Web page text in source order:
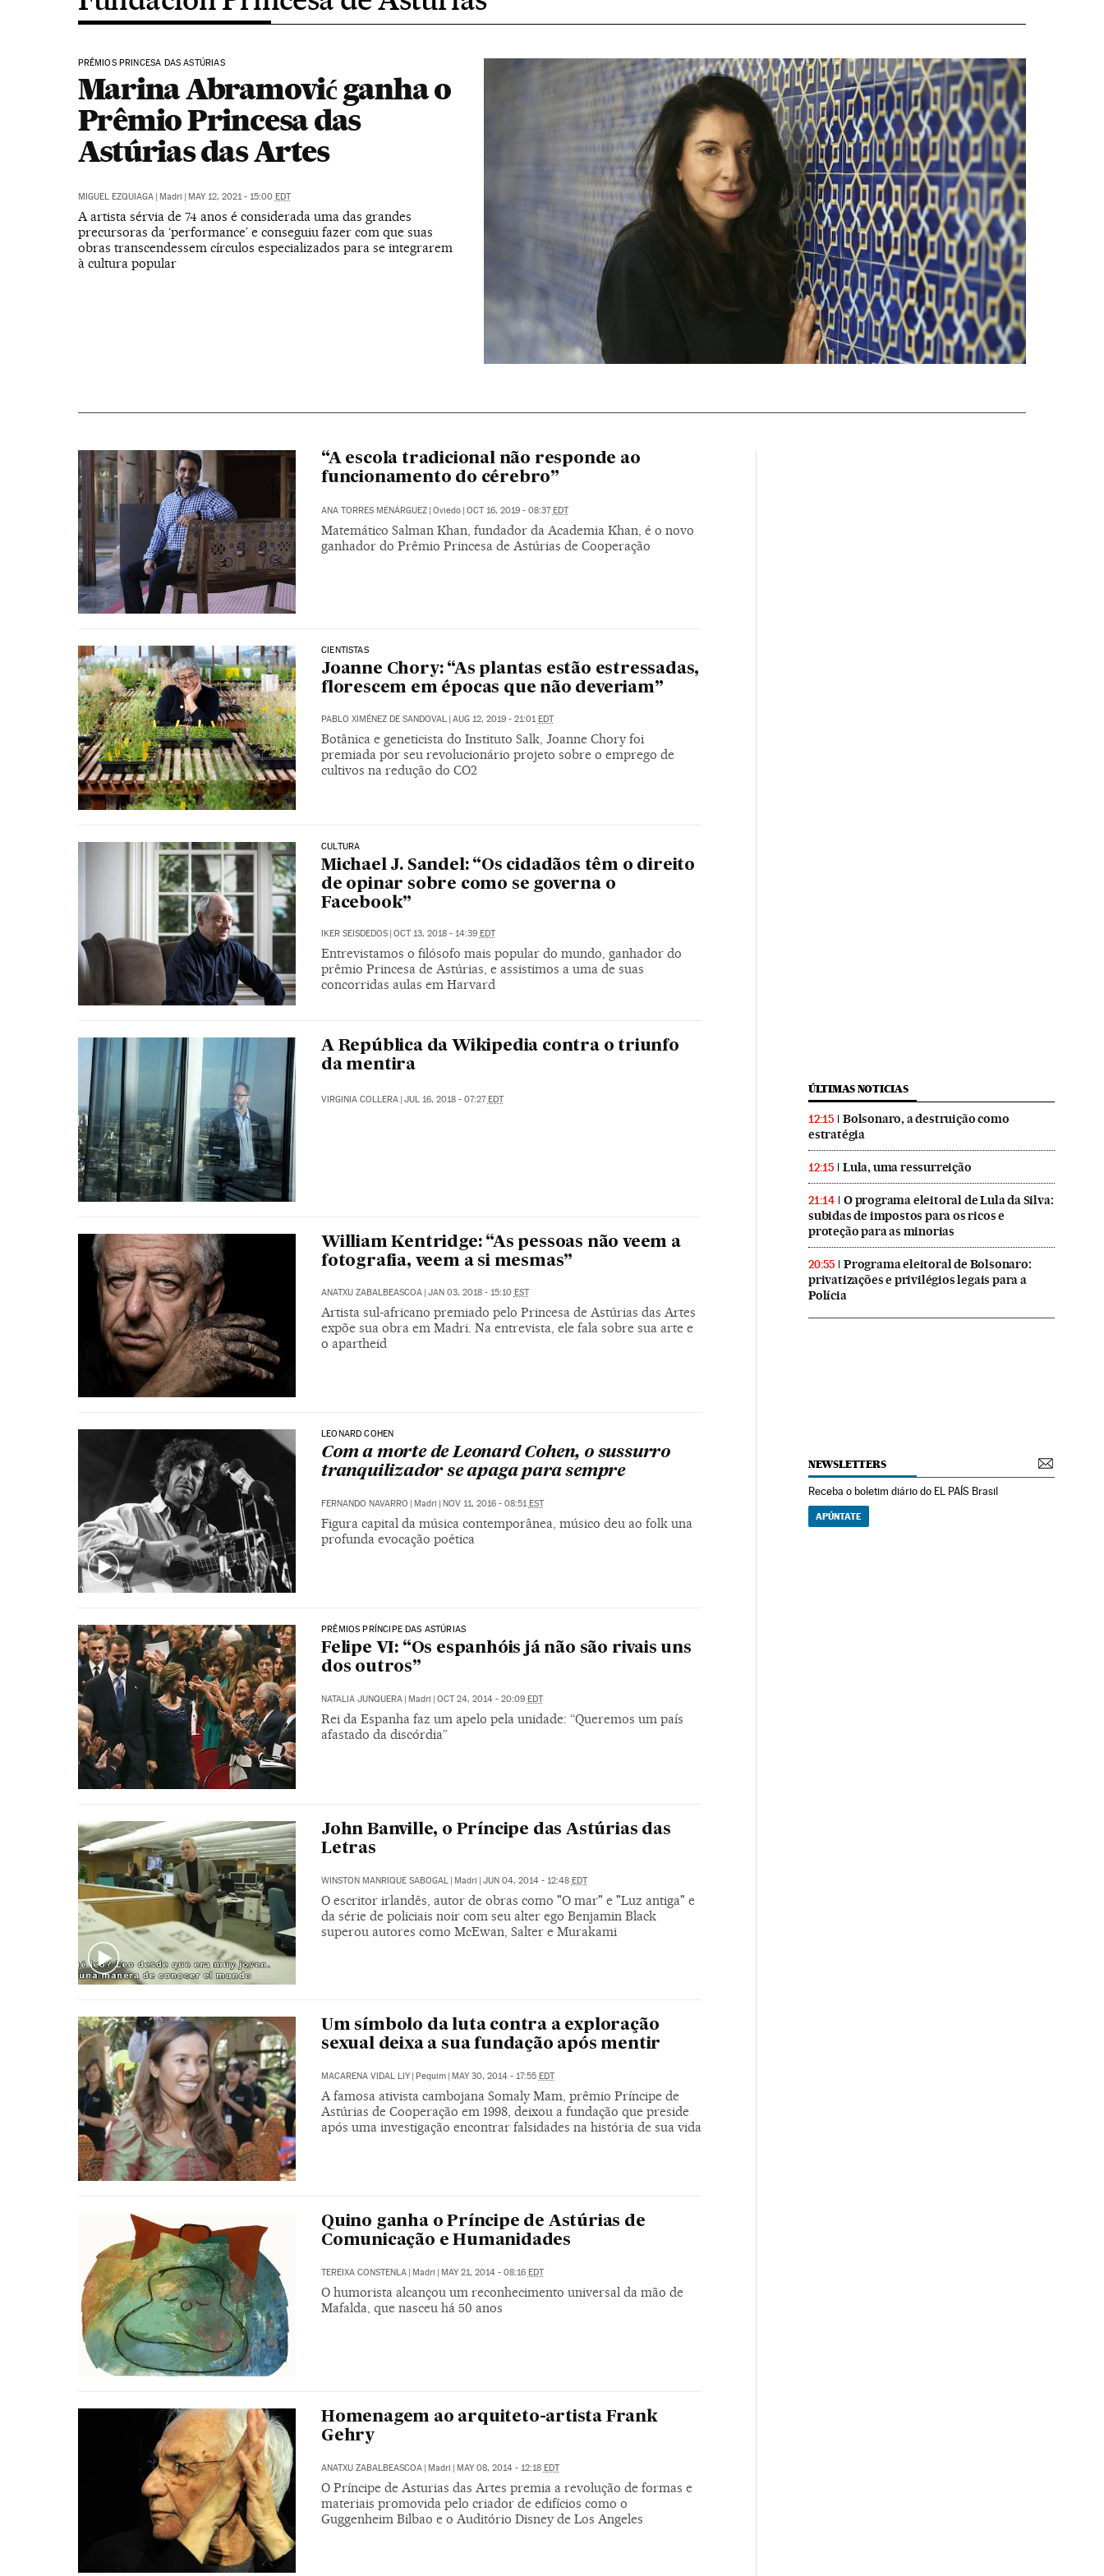
PRÊMIOS PRINCESA DAS ASTÚRIAS
Marina Abramović ganha o
Prêmio Princesa das
Astúrias das Artes
MIGUEL EZQUIAGA | Madri | MAY 12, 2021 - 15:00 EDT
A artista sérvia de 74 anos é considerada uma das grandes
precursoras da ‘performance’ e conseguiu fazer com que suas
obras transcendessem círculos especializados para se integrarem
à cultura popular
“A escola tradicional não responde ao
funcionamento do cérebro”
ANA TORRES MENÁRGUEZ | Oviedo | OCT 16, 2019 - 08:37EDT
Matemático Salman Khan, fundador da Academia Khan, é o novo
ganhador do Prêmio Princesa de Astúrias de Cooperação
CIENTISTAS
Joanne Chory: “As plantas estão estressadas,
florescem em épocas que não deveriam”
PABLO XIMÉNEZ DE SANDOVAL AUG 12, 2019 - 21:01 EDT
Botânica e geneticista do Instituto Salk, Joanne Chory foi
premiada por seu revolucionário projeto sobre o emprego de
cultivos na redução do CO2
CULTURA
Michael J. Sandel: “Os cidadãos têm o direito
de opinar sobre como se governa o
Facebook”
IKER SEISDEDOS | OCT 13, 2018 - 14:39 EDT
Entrevistamos o filósofo mais popular do mundo, ganhador do
prêmio Princesa de Astúrias, e assistimos a uma de suas
concorridas aulas em Harvard
A República da Wikipedia contra o triunfo
da mentira
VIRGINIA COLLERA | JUL 16, 2018 - 07:27EDT
William Kentridge: “As pessoas não veem a
fotografia, veem a si mesmas”
ANATXU ZABALBEASCOA JAN 03, 2018 - 15:10 EST
Artista sul-africano premiado pelo Princesa de Astúrias das Artes
expõe sua obra em Madri. Na entrevista, ele fala sobre sua arte e
o apartheid
LEONARD COHEN
Com a morte de Leonard Cohen, o sussurro
tranquilizador se apaga para sempre
FERNANDO NAVARRO | Madri | NOV 11, 2016 - 08:51EST
Figura capital da música contemporânea, músico deu ao folk una
profunda evocação poética
PRÊMIOS PRÍNCIPE DAS ASTÚRIAS
Felipe VI: “Os espanhóis já não são rivais uns
dos outros”
NATALIA JUNQUERA Madri OCT 24, 2014 - 20:09 EDT
Rei da Espanha faz um apelo pela unidade: “Queremos um país
afastado da discórdia”
John Banville, o Príncipe das Astúrias das
Letras
WINSTON MANRIQUE SABOGAL | Madri | JUN 04, 2014 - 12:48 EDT
O escritor irlandês, autor de obras como "O mar" e "Luz antiga" e
da série de policiais noir com seu alter ego Benjamin Black
superou autores como McEwan, Salter e Murakami
Um símbolo da luta contra a exploração
sexual deixa a sua fundação após mentir
MACARENA VIDAL LIY | Pequim | MAY 30, 2014 - 17:55 EDT
A famosa ativista cambojana Somaly Mam, prêmio Príncipe de
Astúrias de Cooperação em 1998, deixou a fundação que preside
após uma investigação encontrar falsidades na história de sua vida
Quino ganha o Príncipe de Astúrias de
Comunicação e Humanidades
TEREIXA CONSTENLA Madri MAY 21, 2014 - 08:16 EDT
O humorista alcançou um reconhecimento universal da mão de
Mafalda, que nasceu há 50 anos
Homenagem ao arquiteto-artista Frank
Gehry
ANATXU ZABALBEASCOA | Madri | MAY 08, 2014 - 12:18 EDT
O Príncipe de Asturias das Artes premia a revolução de formas e
materiais promovida pelo criador de edifícios como o
Guggenheim Bilbao e o Auditório Disney de Los Angeles
ÚLTIMAS NOTICIAS
12:15
Bolsonaro, a destruição como
estratégia
12:15 Lula, uma ressurreição
21:14
O programa eleitoral de Lula da Silva:
subidas de impostos para os ricos e
proteção para as minorias
20:55
Programa eleitoral de Bolsonaro:
privatizações e privilégios legais para a
Polícia
NEWSLETTERS
Receba o boletim diário do EL PAÍS Brasil
APÚNTATE